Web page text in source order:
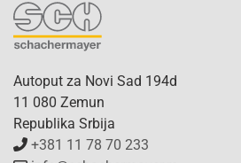
Autoput za Novi Sad 194d
11 080 Zemun
Republika Srbija
+381 11 78 70 233